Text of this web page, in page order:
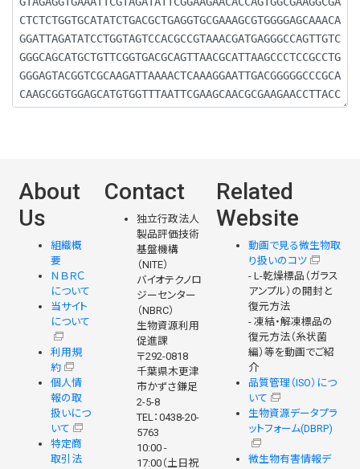
About
Us
組織概
要
ＮＢＲＣ
について
当サイト
について
利用規
約
個人情
報の取
扱いにつ
いて
特定商
取引法
Contact
独立行政法人
製品評価技術
基盤機構
（NITE）
バイオテクノロ
ジーセンター
（NBRC）
生物資源利用
促進課
〒292-0818
千葉県木更津
市かずさ鎌足
2-5-8
TEL：0438-20-
5763
10:00 -
17:00（土日祝
Related
Website
動画で見る微生物取
り扱いのコツ
- L-乾燥標品（ガラス
アンプル）の開封と
復元方法
- 凍結・解凍標品の
復元方法（糸状菌
編）等を動画でご紹
介
品質管理（ISO）につ
いて
生物資源データプラ
ットフォーム(DBRP)
微生物有害情報デ